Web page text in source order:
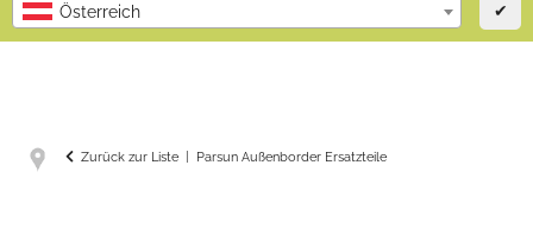
Österreich ✔
Zurück zur Liste Parsun Außenborder Ersatzteile